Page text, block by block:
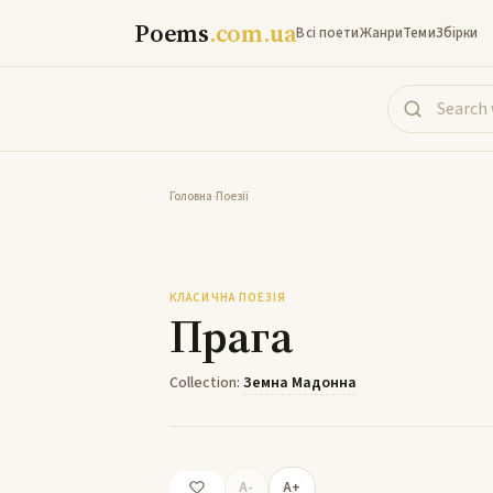
Poems.com.uaВсі поетиЖанриТемиЗбірки
Головна-Поезії
КЛАСИЧНА ПОЕЗІЯ
Прага
Collection: Земна Мадонна
A- A+